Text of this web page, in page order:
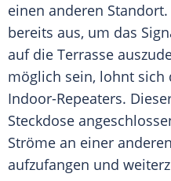
einen anderen
bereits aus, um das
auf die Terrasse
möglich sein, lohnt sich
Indoor-Repeaters.
Steckdose
Ströme an einer
aufzufangen und